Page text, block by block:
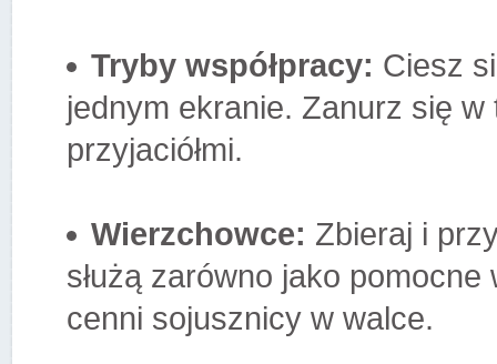
Tryby współpracy: Ciesz
jednym ekranie. Zanurz się
przyjaciółmi.
Wierzchowce: Zbieraj i
służą zarówno jako
cenni sojusznicy w walce.